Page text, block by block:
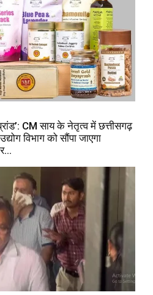
CM साय के नेतृत्व में छत्तीसगढ़
विभाग को सौंपा जाएगा